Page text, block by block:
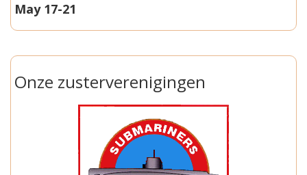
May 17-21
Onze zusterverenigingen